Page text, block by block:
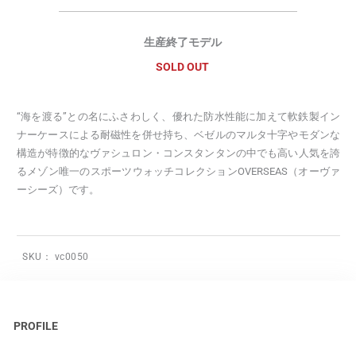
生産終了モデル
SOLD OUT
“海を渡る”との名にふさわしく、優れた防水性能に加えて軟鉄製イン
ナーケースによる耐磁性を併せ持ち、ベゼルのマルタ十字やモダンな
構造が特徴的なヴァシュロン・コンスタンタンの中でも高い人気を誇
るメゾン唯一のスポーツウォッチコレクションOVERSEAS（オーヴァ
ーシーズ）です。
SKU： vc0050
PROFILE